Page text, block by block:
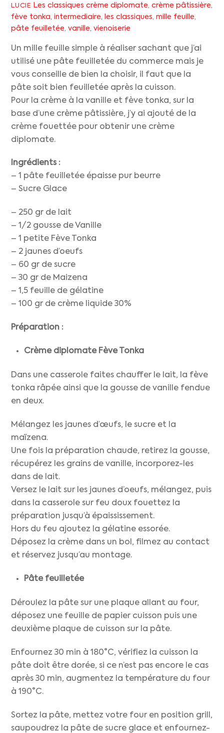
LUCIE Les classiques crème diplomate, crème pâtissière,
fève tonka,intermediaire, les classiques,mille feuille,
pâte feuilletée,vanille,vienoiserie
Un mille feuille simple à réaliser sachant que j’ai
utilisé une pâte feuilletée du commerce mais je
vous conseille de bien la choisir, il faut que la
pâte soit bien feuilletée après la cuisson.
Pour la crème à la vanille et fève tonka, sur la
base d’une crème pâtissière, j’y ai ajouté de la
crème fouettée pour obtenir une crème
diplomate.
Ingrédients :
– 1 pâte feuilletée épaisse pur beurre
– Sucre Glace
– 250 gr de lait
– 1/2 gousse de Vanille
– 1 petite Fève Tonka
– 2 jaunes d’oeufs
– 60 gr de sucre
– 30 gr de Maizena
– 1,5 feuille de gélatine
– 100 gr de crème liquide 30%
Préparation :
Crème diplomate Fève Tonka
Dans une casserole faites chauffer le lait, la fève
tonka râpée ainsi que la gousse de vanille fendue
en deux.
Mélangez les jaunes d’œufs, le sucre et la
maïzena.
Une fois la préparation chaude, retirez la gousse,
récupérez les grains de vanille, incorporez-les
dans de lait.
Versez le lait sur les jaunes d’oeufs, mélangez, puis
dans la casserole sur feu doux fouettez la
préparation jusqu’à épaississement.
Hors du feu ajoutez la gélatine essorée.
Déposez la crème dans un bol, filmez au contact
et réservez jusqu’au montage.
Pâte feuilletée
Déroulez la pâte sur une plaque allant au four,
déposez une feuille de papier cuisson puis une
deuxième plaque de cuisson sur la pâte.
Enfournez 30 min à 180°C, vérifiez la cuisson la
pâte doit être dorée, si ce n’est pas encore le cas
après 30 min, augmentez la température du four
à 190°C.
Sortez la pâte, mettez votre four en position grill,
saupoudrez la pâte de sucre glace et enfournez-